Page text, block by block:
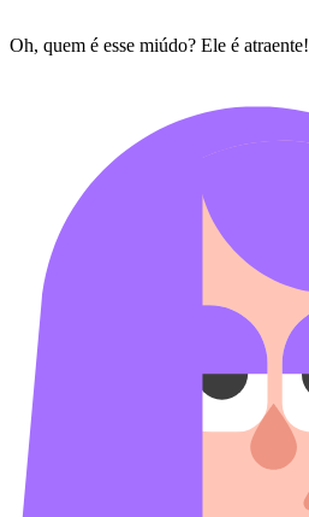
Oh, quem é esse miúdo? Ele é atraente!